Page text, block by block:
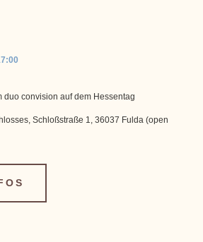
duo convision auf dem Hessentag
Schloßstraße 1, 36037 Fulda (open